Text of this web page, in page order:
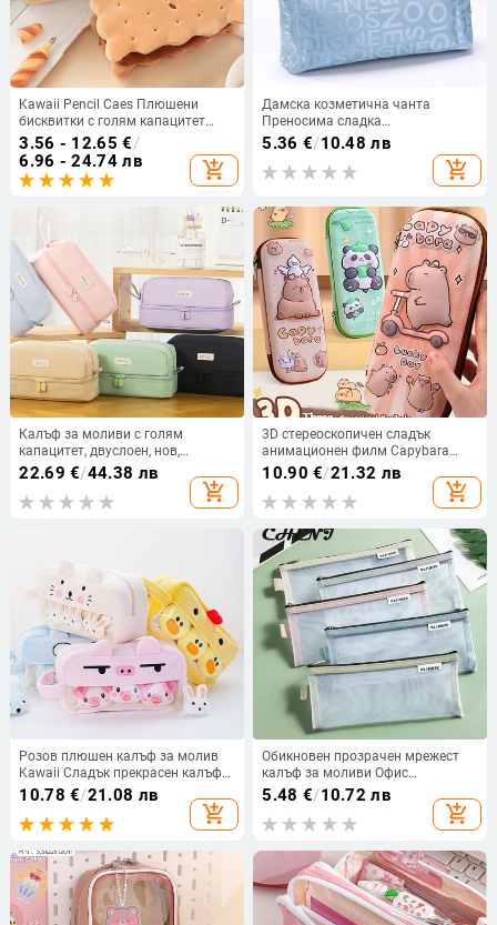
Kawaii Pencil Caes Плюшени
бисквитки с голям капацитет
Чанти за химикалки Сладка
анимационна кафява кутия за
химикалки за момичета 0ffice
Ученически пособия
3.56 - 12.65 €/
6.96 - 24.74 лв
add_shopping_cart
Дамска козметична чанта
Преносима сладка
многофункционална красота с
цип Пътнически писма Чанти за
грим Торбичка Органайзер за
Държач Тоалетни
принадлежности
5.36 €/10.48 лв
add_shopping_cart
Калъф за моливи с голям
капацитет, двуслоен, нов,
канцеларски материали, за
ученици от средното училище,
едноцветен, многофункционален,
22.69 €/44.38 лв
add_shopping_cart
3D стереоскопичен сладък
анимационен филм Capybara
Голям капацитет, калъф за
молив, многофункционална
чанта за писалка, канцеларски
10.90 €/21.32 лв
add_shopping_cart
Розов плюшен калъф за молив
Kawaii Сладък прекрасен калъф
за молив за момичета
Студентска чанта за молив
Канцеларски материали Чанта
пособия
10.78 €/21.08 лв
add_shopping_cart
Обикновен прозрачен мрежест
калъф за моливи Офис
Ученически моливи Кутия за
химикалки Ученически пособия
5.48 €/10.72 лв
add_shopping_cart